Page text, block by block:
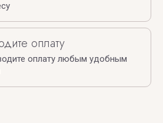
оплату
оплату любым удобным